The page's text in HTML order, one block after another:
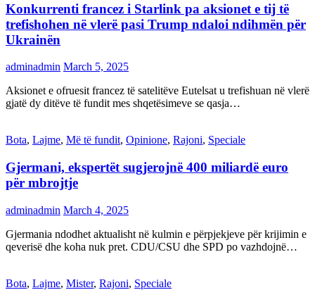
Konkurrenti francez i Starlink pa aksionet e tij të
trefishohen në vlerë pasi Trump ndaloi ndihmën për
Ukrainën
adminadmin March 5, 2025
Aksionet e ofruesit francez të satelitëve Eutelsat u trefishuan në vlerë
gjatë dy ditëve të fundit mes shqetësimeve se qasja…
Bota, Lajme, Më të fundit, Opinione, Rajoni, Speciale
Gjermani, ekspertët sugjerojnë 400 miliardë euro
për mbrojtje
adminadmin March 4, 2025
Gjermania ndodhet aktualisht në kulmin e përpjekjeve për krijimin e
qeverisë dhe koha nuk pret. CDU/CSU dhe SPD po vazhdojnë…
Bota, Lajme, Mister, Rajoni, Speciale